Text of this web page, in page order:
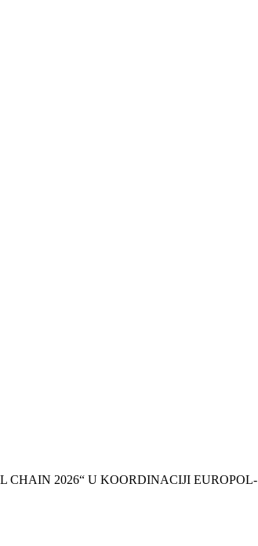
2026“ U KOORDINACIJI EUROPOL-